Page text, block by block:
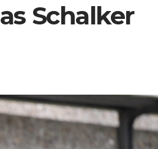
Schalker